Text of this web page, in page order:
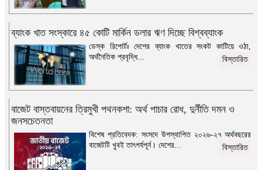
ব্যাংক খাত সংস্কারে ৪৫ কোটি মার্কিন ডলার ঋণ দিচ্ছে বিশ্বব্যাংক
ডেস্ক রিপোর্টঃ দেশের ব্যাংক খাতের সংকট কাটিয়ে ওঠা,
অর্থনৈতিক প্রবৃদ্ধি...
বিস্তারিত
বাজেট বাস্তবায়নের ত্রিমুখী পথনকশা: অর্থ পাচার রোধ, দুর্নীতি দমন ও
জনসচেতনতা
বিশেষ প্রতিবেদক: সংসদে উপস্থাপিত ২০২৬-২৭ অর্থবছরের
বাজেটটি খুবই তাৎপর্যপূর্ন। দেশের...
বিস্তারিত